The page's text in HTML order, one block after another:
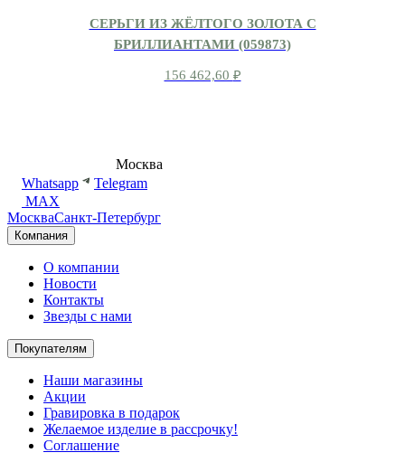
СЕРЬГИ ИЗ ЖЁЛТОГО ЗОЛОТА С
БРИЛЛИАНТАМИ (059873)
156 462,60 ₽
Москва
Whatsapp
Telegram
MAX
МоскваСанкт-Петербург
Компания
О компании
Новости
Контакты
Звезды с нами
Покупателям
Наши магазины
Акции
Гравировка в подарок
Желаемое изделие в рассрочку!
Соглашение